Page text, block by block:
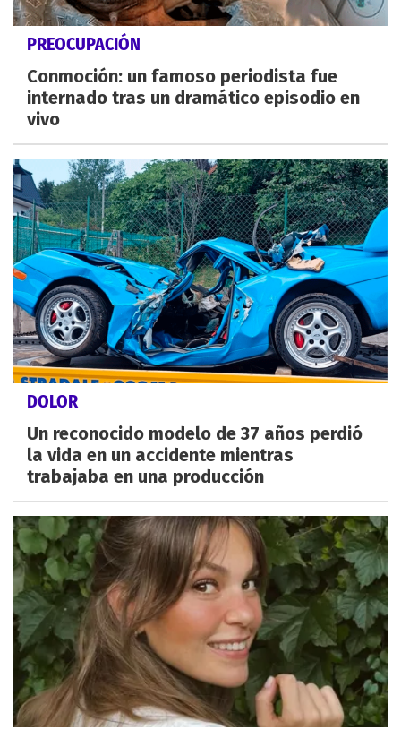
PREOCUPACIÓN
Conmoción: un famoso periodista fue
internado tras un dramático episodio en
vivo
DOLOR
Un reconocido modelo de 37 años perdió
la vida en un accidente mientras
trabajaba en una producción